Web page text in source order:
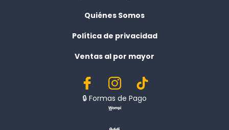
Quiénes Somos
Política de privacidad
Ventas al por mayor
🔒︎ Formas de Pago